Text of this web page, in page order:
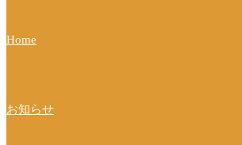
ョ
Home
お知らせ